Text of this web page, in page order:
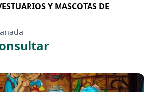
Y MASCOTAS DE